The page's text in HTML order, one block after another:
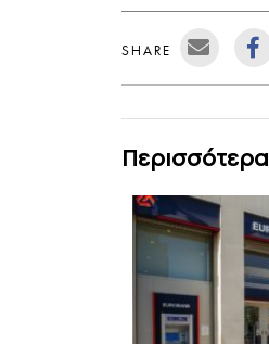
SHARE
Περισσότερα